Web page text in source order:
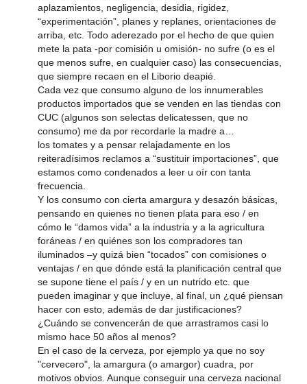
aplazamientos, negligencia, desidia, rigidez,
“experimentación”, planes y replanes, orientaciones de
arriba, etc. Todo aderezado por el hecho de que quien
mete la pata -por comisión u omisión- no sufre (o es el
que menos sufre, en cualquier caso) las consecuencias,
que siempre recaen en el Liborio deapié.
Cada vez que consumo alguno de los innumerables
productos importados que se venden en las tiendas con
CUC (algunos son selectas delicatessen, que no
consumo) me da por recordarle la madre a…
los tomates y a pensar relajadamente en los
reiteradísimos reclamos a “sustituir importaciones”, que
estamos como condenados a leer u oír con tanta
frecuencia.
Y los consumo con cierta amargura y desazón básicas,
pensando en quienes no tienen plata para eso / en
cómo le “damos vida” a la industria y a la agricultura
foráneas / en quiénes son los compradores tan
iluminados –y quizá bien “tocados” con comisiones o
ventajas / en que dónde está la planificación central que
se supone tiene el país / y en un nutrido etc. que
pueden imaginar y que incluye, al final, un ¿qué piensan
hacer con esto, además de dar justificaciones?
¿Cuándo se convencerán de que arrastramos casi lo
mismo hace 50 años al menos?
En el caso de la cerveza, por ejemplo ya que no soy
"cervecero", la amargura (o amargor) cuadra, por
motivos obvios. Aunque conseguir una cerveza nacional